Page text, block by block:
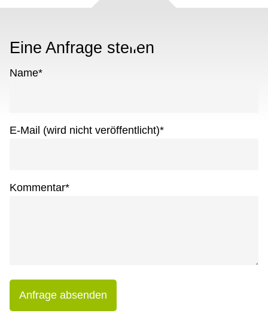
Eine Anfrage stellen
Name*
E-Mail (wird nicht veröffentlicht)*
Kommentar*
Anfrage absenden